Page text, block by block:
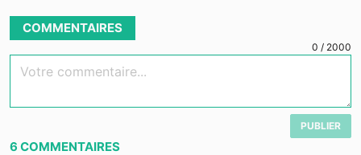
COMMENTAIRES
0 / 2000
Votre commentaire...
PUBLIER
6 COMMENTAIRES